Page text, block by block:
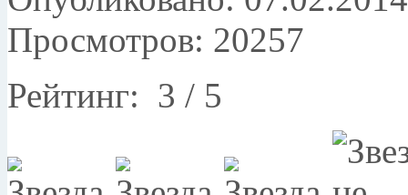
Просмотров: 20257
Рейтинг: 3 / 5